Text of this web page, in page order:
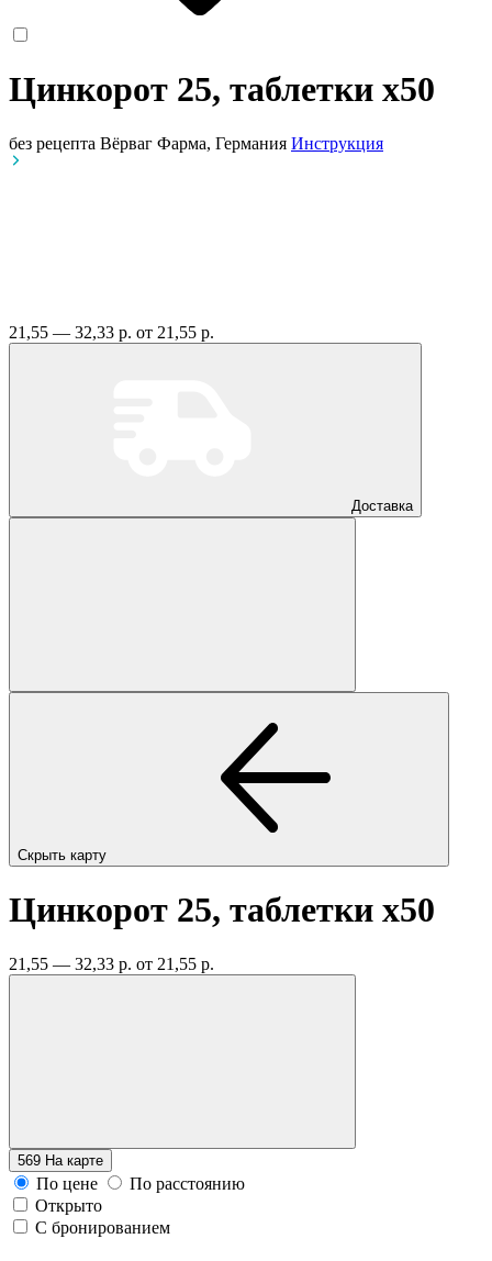
Цинкорот 25, таблетки x50
без рецепта Вёрваг Фарма, Германия Инструкция
21,55 — 32,33 р. от 21,55 р.
Доставка
Скрыть карту
Цинкорот 25, таблетки x50
21,55 — 32,33 р. от 21,55 р.
569 На карте
По цене
По расстоянию
Открыто
С бронированием